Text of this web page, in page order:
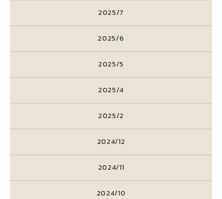
2025/7
2025/6
2025/5
2025/4
2025/2
2024/12
2024/11
2024/10